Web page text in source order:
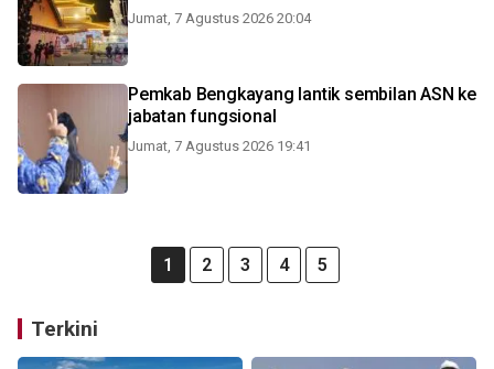
Jumat, 7 Agustus 2026 20:04
Pemkab Bengkayang lantik sembilan ASN ke
jabatan fungsional
Jumat, 7 Agustus 2026 19:41
1 2 3 4 5
Terkini